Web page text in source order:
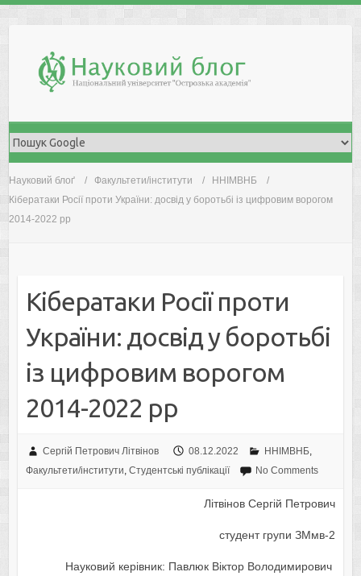
Науковий блоґ Факультети/інститути
ННІМВНБ
Кібератаки Росії проти України: досвід у боротьбі із цифровим ворогом
2014-2022 рр
Кібератаки Росії проти
України: досвід у боротьбі
із цифровим ворогом
2014-2022 рр
Сергій Петрович Літвінов 08.12.2022 ННІМВНБ,
Факультети/інститути, Студентські публікації No Comments
Літвінов Сергій Петрович
студент групи ЗМмв-2
Науковий керівник: Павлюк Віктор Володимирович